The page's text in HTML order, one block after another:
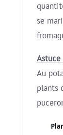
se
Au
plants